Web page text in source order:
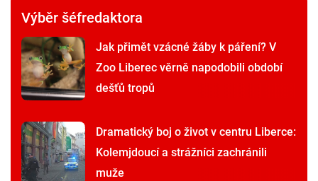
Výběr šéfredaktora
Jak přimět vzácné žáby k páření? V
Zoo Liberec věrně napodobili období
dešťů tropů
Dramatický boj o život v centru Liberce:
Kolemjdoucí a strážníci zachránili
muže